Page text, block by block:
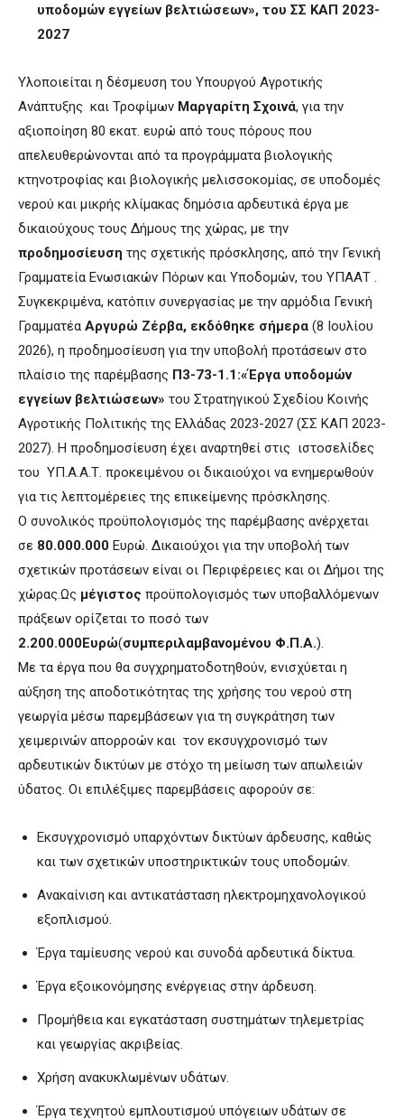
υποδομών εγγείων βελτιώσεων», του ΣΣ ΚΑΠ 2023-
2027
Υλοποιείται η δέσμευση του Υπουργού Αγροτικής
Ανάπτυξης και Τροφίμων Μαργαρίτη Σχοινά, για την
αξιοποίηση 80 εκατ. ευρώ από τους πόρους που
απελευθερώνονται από τα προγράμματα βιολογικής
κτηνοτροφίας και βιολογικής μελισσοκομίας, σε υποδομές
νερού και μικρής κλίμακας δημόσια αρδευτικά έργα με
δικαιούχους τους Δήμους της χώρας, με την
προδημοσίευση της σχετικής πρόσκλησης, από την Γενική
Γραμματεία Ενωσιακών Πόρων και Υποδομών, του ΥΠΑΑΤ .
Συγκεκριμένα, κατόπιν συνεργασίας με την αρμόδια Γενική
Γραμματέα Αργυρώ Ζέρβα, εκδόθηκε σήμερα (8 Ιουλίου
2026), η προδημοσίευση για την υποβολή προτάσεων στο
πλαίσιο της παρέμβασης Π3-73-1.1:«Έργα υποδομών
εγγείων βελτιώσεων» του Στρατηγικού Σχεδίου Κοινής
Αγροτικής Πολιτικής της Ελλάδας 2023-2027 (ΣΣ ΚΑΠ 2023-
2027). Η προδημοσίευση έχει αναρτηθεί στις ιστοσελίδες
του ΥΠ.Α.Α.Τ. προκειμένου οι δικαιούχοι να ενημερωθούν
για τις λεπτομέρειες της επικείμενης πρόσκλησης.
Ο συνολικός προϋπολογισμός της παρέμβασης ανέρχεται
σε 80.000.000 Ευρώ. Δικαιούχοι για την υποβολή των
σχετικών προτάσεων είναι οι Περιφέρειες και οι Δήμοι της
χώρας.Ως μέγιστος προϋπολογισμός των υποβαλλόμενων
πράξεων ορίζεται το ποσό των
2.200.000Ευρώ(συμπεριλαμβανομένου Φ.Π.Α.).
Με τα έργα που θα συγχρηματοδοτηθούν, ενισχύεται η
αύξηση της αποδοτικότητας της χρήσης του νερού στη
γεωργία μέσω παρεμβάσεων για τη συγκράτηση των
χειμερινών απορροών και τον εκσυγχρονισμό των
αρδευτικών δικτύων με στόχο τη μείωση των απωλειών
ύδατος. Οι επιλέξιμες παρεμβάσεις αφορούν σε:
Εκσυγχρονισμό υπαρχόντων δικτύων άρδευσης, καθώς
και των σχετικών υποστηρικτικών τους υποδομών.
Ανακαίνιση και αντικατάσταση ηλεκτρομηχανολογικού
εξοπλισμού.
Έργα ταμίευσης νερού και συνοδά αρδευτικά δίκτυα.
Έργα εξοικονόμησης ενέργειας στην άρδευση.
Προμήθεια και εγκατάσταση συστημάτων τηλεμετρίας
και γεωργίας ακριβείας.
Χρήση ανακυκλωμένων υδάτων.
Έργα τεχνητού εμπλουτισμού υπόγειων υδάτων σε